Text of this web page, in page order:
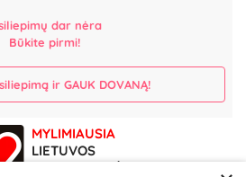
dar nėra
Būkite pirmi!
ir GAUK DOVANĄ!
MYLIMIAUSIA
LIETUVOS